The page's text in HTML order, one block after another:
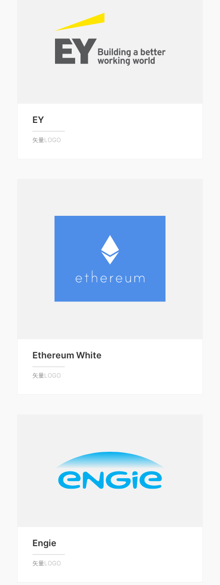
EY
矢量LOGO
Ethereum White
矢量LOGO
Engie
矢量LOGO